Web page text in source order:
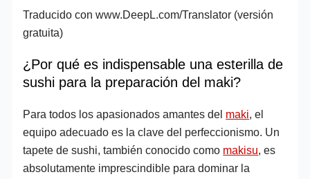
Traducido con www.DeepL.com/Translator (versión
gratuita)
¿Por qué es indispensable una esterilla de
sushi para la preparación del maki?
Para todos los apasionados amantes del maki, el
equipo adecuado es la clave del perfeccionismo. Un
tapete de sushi, también conocido como makisu, es
absolutamente imprescindible para dominar la